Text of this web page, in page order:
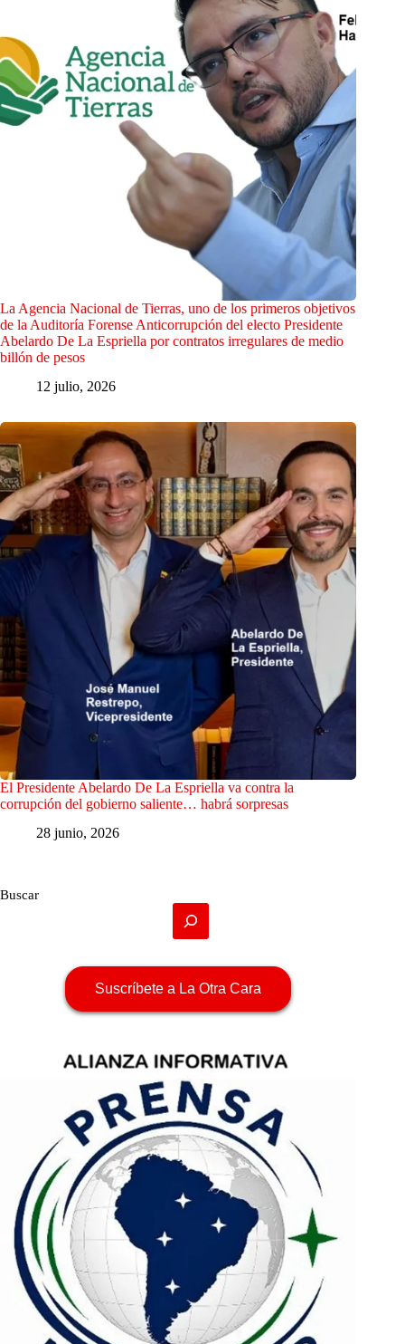
La Agencia Nacional de Tierras, uno de los primeros objetivos
de la Auditoría Forense Anticorrupción del electo Presidente
Abelardo De La Espriella por contratos irregulares de medio
billón de pesos
12 julio, 2026
El Presidente Abelardo De La Espriella va contra la
corrupción del gobierno saliente… habrá sorpresas
28 junio, 2026
Buscar
Suscríbete a La Otra Cara